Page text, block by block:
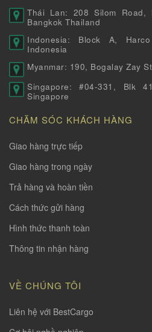
Thái Lan: 208 Silom Road,
Bangkok Thailand
Indonesia: Block A,
Indonesia
Myanmar: 190, Bogalay Zay
Singapore: #04-331, Blk
Singapore
CHĂM SÓC KHÁCH HÀNG
Giao hàng trực tiếp
Giao hàng trong ngày
Trả hàng và hoàn tiền
Cách thức gửi hàng
Hình thức thanh toàn
Thông tin nhận hàng
VỀ CHÚNG TÔI
Liên hệ với BestCargo